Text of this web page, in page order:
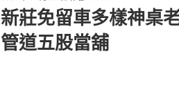
佈
於
新莊免留車多樣神桌
管道五股當舖